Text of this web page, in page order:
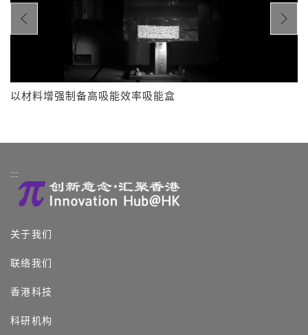
以材料增强制备高吸能效率吸能盒
:::
关于我们
联络我们
香港科技
科研机构